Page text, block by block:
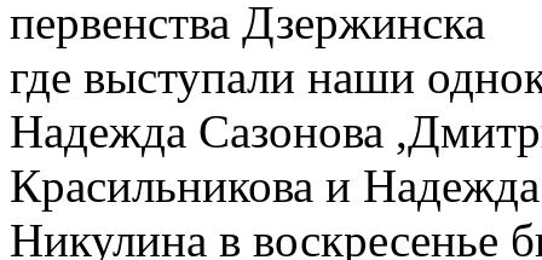
первенства Дзержинска
где выступали наши
Надежда Сазонова
Красильникова и
Никулина в воскресенье